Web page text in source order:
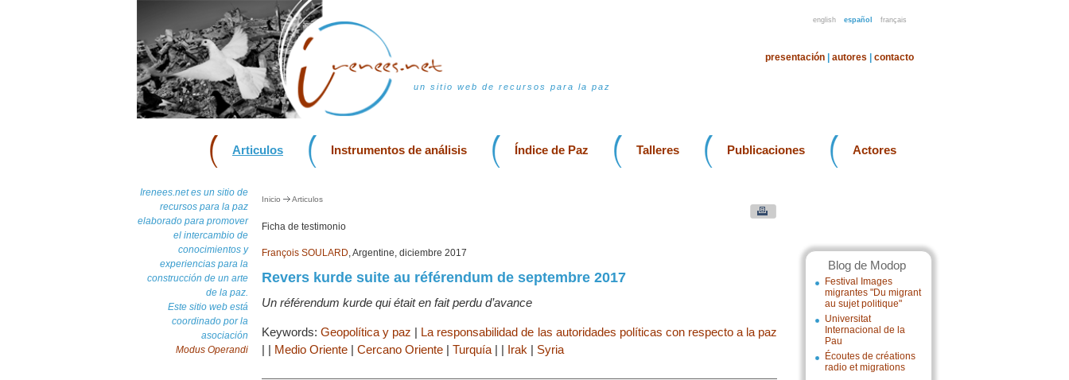
english español français
un sitio web de recursos para la paz
presentación autores contacto
Articulos Instrumentos de análisis Índice de Paz Talleres Publicaciones Actores
Irenees.net es un sitio de
recursos para la paz
elaborado para promover
el intercambio de
conocimientos y
experiencias para la
construcción de un arte
de la paz.
Este sitio web está
coordinado por la
asociación
Modus Operandi
Blog de Modop
Festival Images
migrantes "Du migrant
au sujet politique"
Universitat
Internacional de la
Pau
Écoutes de créations
radio et migrations
Inicio Articulos
Ficha de testimonio
François SOULARD, Argentine, diciembre 2017
Revers kurde suite au référendum de septembre 2017
Un référendum kurde qui était en fait perdu d’avance
Keywords:Geopolítica y paz | La responsabilidad de las autoridades políticas con respecto a la paz
| | Medio Oriente | Cercano Oriente | Turquía | | Irak | Syria